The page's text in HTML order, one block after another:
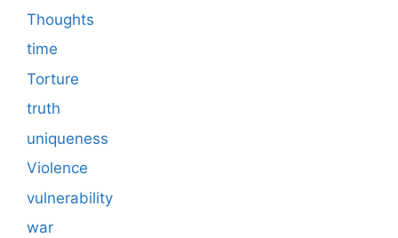
Thoughts
time
Torture
truth
uniqueness
Violence
vulnerability
war